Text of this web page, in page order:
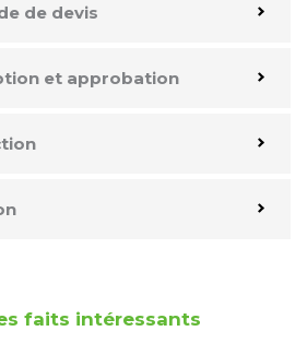
de devis
et approbation
faits intéressants